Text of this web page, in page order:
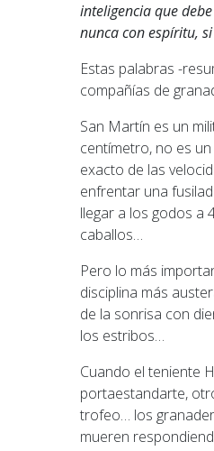
inteligencia que
nunca con espíritu,
Estas palabras -
compañías de
San Martín es un
centímetro, no es
exacto de las
enfrentar una
llegar a los godos a
caballos…
Pero lo más
disciplina más
de la sonrisa con
los estribos…
Cuando el teniente
portaestandarte,
trofeo… los
mueren